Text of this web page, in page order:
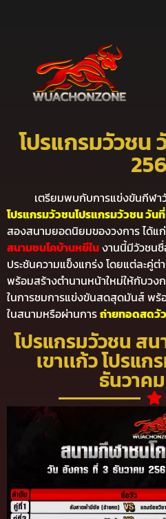
โปรแกรมวัวชน
เตรียมพบกับการแข่งขันกีฬา
โปรแกรมวัวชนโปรแกรมวัวชน วัน
สองสนามยอดนิยมของวงการ ได้แก่
สนามชนโคบ้านหยีในงานนี้มีวัวชนชื่
ประชันความแข็งแกร่ง โดยแต่ละคู่
พร้อมสร้างตำนานหน้าใหม่ให้กับวง
ในการชมการแข่งขันสดสุดมันส์ พร้
ในสนามหรือผ่านการถ่ายทอดสดวั
โปรแกรมวัวชน ส
เขาเเก้ว โปรแ
ธันวาค